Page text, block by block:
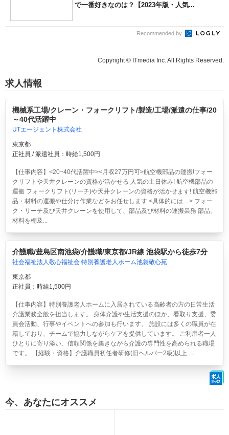
で一番好きなのは？【2023年版・人気...
Recommended by
Copyright © ITmedia Inc. All Rights Reserved.
求人情報
機械系工場/クレーン・フォークリフト/製造/工場/派遣の仕事/20
～40代活躍中
UTエージェント株式会社
東京都
正社員 / 派遣社員：時給1,500円
【仕事内容】<20~40代活躍中><月収27万円可>航空機部品の運搬!フォー
クリフトや天井クレーンの資格が活かせる 人気の土日休み!航空機部品の
運搬 フォークリフト(リーチ)や天井クレーンの資格が活かせます! 航空機部
品・材料の運搬や仕分け作業などをお任せします <具体的には…> フォー
ク・リーチ及び天井クレーンを使用して、部品及び材料の運搬業務 部品、
材料を棚及...
介護職/豊島区南池袋/介護職/東京都/JR線 池袋駅から徒歩7分
社会福祉法人敬心福祉会 特別養護老人ホーム池袋敬心苑
東京都
正社員：時給1,500円
【仕事内容】特別養護老人ホームに入居されている高齢者の方の日常生活
介護業務全般を担当します。 身体介護や生活支援のほか、看取り支援、委
員会活動、行事やイベントへの参加も行います。 施設には多くの職員が在
籍しており、チームで協力しながらケアを提供しています。 ご利用者一人
ひとりに寄り添い、信頼関係を築きながら介護の専門性を高められる職場
です。 【経験・資格】介護職員初任者研修(旧ヘルパー2級)以上 ...
今、あなたにオススメ